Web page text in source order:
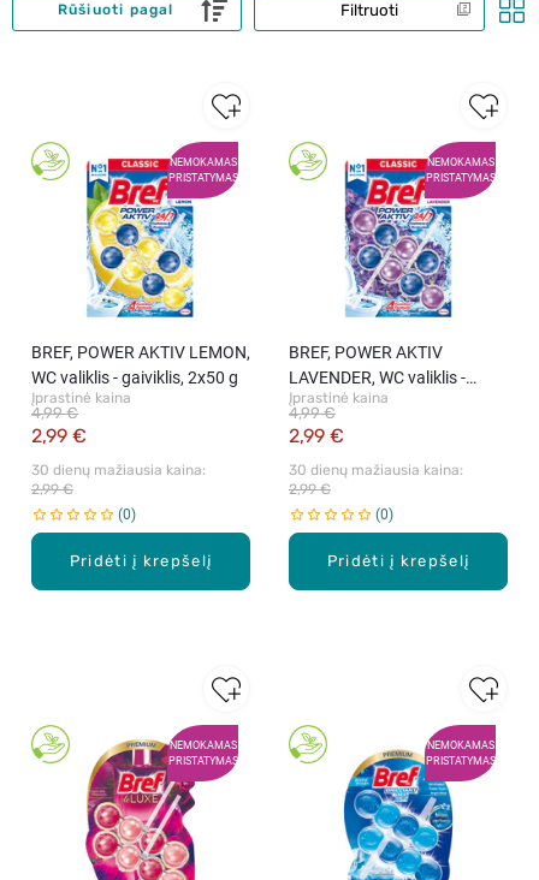
Filtruoti
Rūšiuoti pagal
NEMOKAMAS
PRISTATYMAS
Pridėti į krepšelį
BREF, POWER AKTIV LEMON,
WC valiklis - gaiviklis, 2x50 g
Įprastinė kaina
2,99 €
4,99 €
30 dienų mažiausia kaina:
2,99 €
0
NEMOKAMAS
PRISTATYMAS
Pridėti į krepšelį
BREF, POWER AKTIV
LAVENDER, WC valiklis -
gaiviklis, 2x50 g
Įprastinė kaina
2,99 €
4,99 €
30 dienų mažiausia kaina:
2,99 €
0
NEMOKAMAS
PRISTATYMAS
NEMOKAMAS
PRISTATYMAS